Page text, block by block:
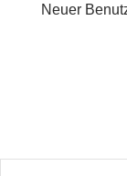
Neuer